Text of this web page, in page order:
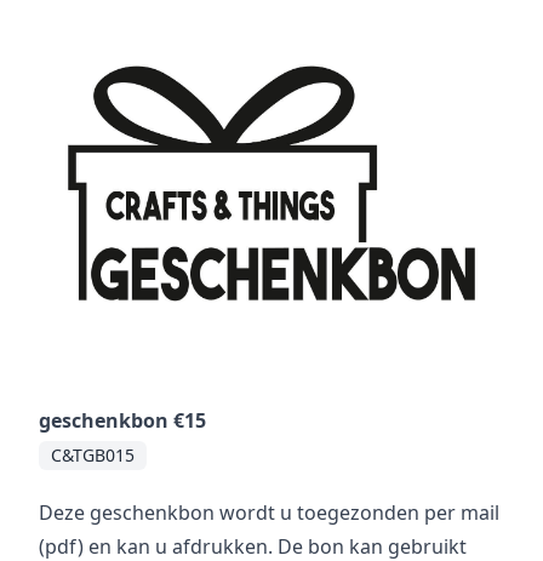
geschenkbon €15
C&TGB015
Deze geschenkbon wordt u toegezonden per mail
(pdf) en kan u afdrukken. De bon kan gebruikt